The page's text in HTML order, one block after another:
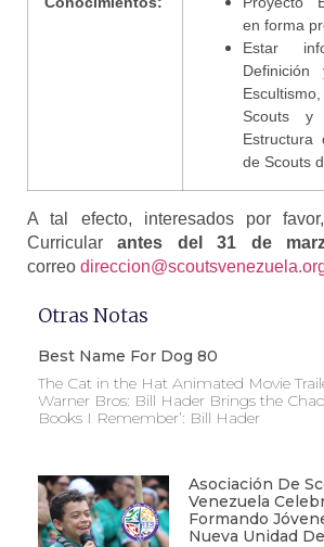
en forma
Estar
Scouts y
Estructura
de Scouts
A tal efecto, interesados por
Curricularantes del 31 de
correo
Otras Notas
Best Name For Dog 80
The Cat in the Hat Animated Movie
Warner Bros: Bill Hader Brings the
Books I Remember’: Bill Hader
Asociación De
Venezuela
Formando
Nueva Unidad